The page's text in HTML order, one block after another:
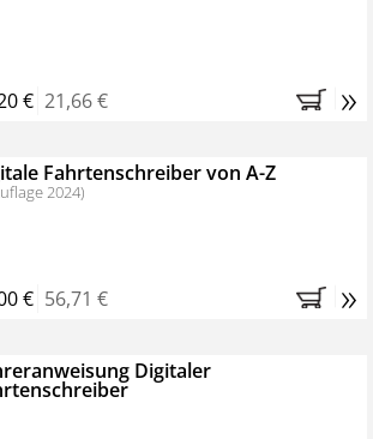
das VerkehrsRundschau Profipaket im
für zwei Monate (inkl. der derzeitig
Sie nichts weiter tun, das
automatisch, es entstehen keine
€ 21,66 € »
Fahrtenschreiber von A-Z
2024)
€ 56,71 € »
Digitaler